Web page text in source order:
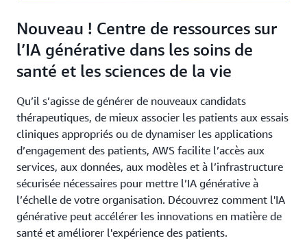
Nouveau ! Centre de ressources sur
l’IA générative dans les soins de
santé et les sciences de la vie
Qu’il s’agisse de générer de nouveaux candidats
thérapeutiques, de mieux associer les patients aux essais
cliniques appropriés ou de dynamiser les applications
d’engagement des patients, AWS facilite l’accès aux
services, aux données, aux modèles et à l’infrastructure
sécurisée nécessaires pour mettre l’IA générative à
l’échelle de votre organisation. Découvrez comment l'IA
générative peut accélérer les innovations en matière de
santé et améliorer l'expérience des patients.